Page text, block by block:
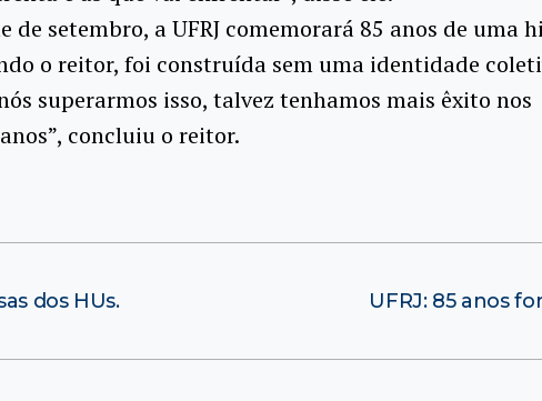
de setembro, a UFRJ comemorará 85 anos de uma
o reitor, foi construída sem uma identidade
superarmos isso, talvez tenhamos mais êxito nos
concluiu o reitor.
dos HUs. UFRJ: 85 anos